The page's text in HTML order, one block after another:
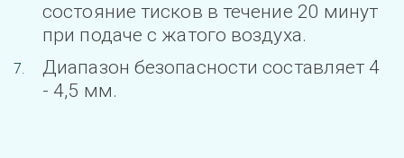
состояние тисков в течение 20 минут
при подаче с жатого воздуха.
Диапазон безопасности составляет 4
- 4,5 мм.